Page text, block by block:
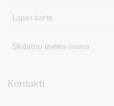
Lapas karte
Sīkdatņu izvēles maiņa
Kontakti